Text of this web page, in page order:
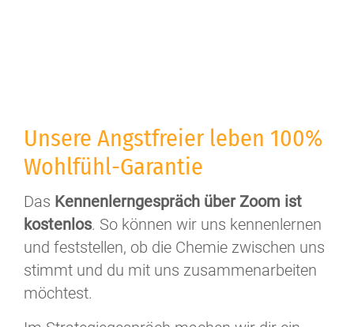
Unsere Angstfreier leben 100%
Wohlfühl-Garantie
Das Kennenlerngespräch über Zoom ist
kostenlos. So können wir uns kennenlernen
und feststellen, ob die Chemie zwischen uns
stimmt und du mit uns zusammenarbeiten
möchtest.